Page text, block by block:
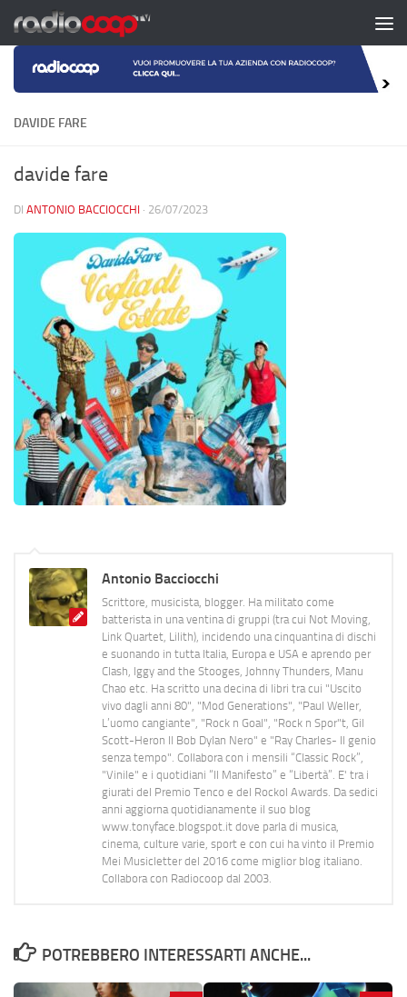
Salta al contenuto
DAVIDE FARE
davide fare
DI ANTONIO BACCIOCCHI · 26/07/2023
Antonio Bacciocchi
Scrittore, musicista, blogger. Ha militato come
batterista in una ventina di gruppi (tra cui Not Moving,
Link Quartet, Lilith), incidendo una cinquantina di dischi
e suonando in tutta Italia, Europa e USA e aprendo per
Clash, Iggy and the Stooges, Johnny Thunders, Manu
Chao etc. Ha scritto una decina di libri tra cui "Uscito
vivo dagli anni 80", "Mod Generations", "Paul Weller,
L’uomo cangiante", "Rock n Goal", "Rock n Spor"t, Gil
Scott-Heron Il Bob Dylan Nero" e "Ray Charles- Il genio
senza tempo". Collabora con i mensili “Classic Rock”,
"Vinile" e i quotidiani “Il Manifesto” e “Libertà”. E' tra i
giurati del Premio Tenco e del Rockol Awards. Da sedici
anni aggiorna quotidianamente il suo blog
www.tonyface.blogspot.it dove parla di musica,
cinema, culture varie, sport e con cui ha vinto il Premio
Mei Musicletter del 2016 come miglior blog italiano.
Collabora con Radiocoop dal 2003.
POTREBBERO INTERESSARTI ANCHE...